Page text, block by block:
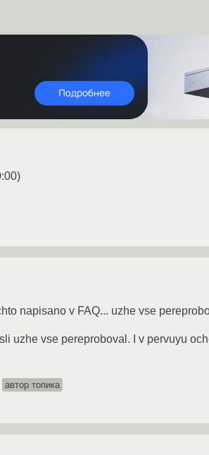
)
napisano v FAQ... uzhe vse
uzhe vse pereproboval. I v pervuyu
автор топика